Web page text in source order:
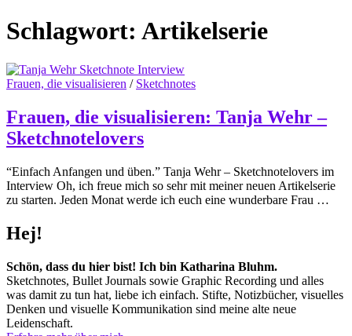
Schlagwort: Artikelserie
Frauen, die visualisieren / Sketchnotes
Frauen, die visualisieren: Tanja Wehr –
Sketchnotelovers
“Einfach Anfangen und üben.” Tanja Wehr – Sketchnotelovers im
Interview Oh, ich freue mich so sehr mit meiner neuen Artikelserie
zu starten. Jeden Monat werde ich euch eine wunderbare Frau …
Hej!
Schön, dass du hier bist! Ich bin Katharina Bluhm.
Sketchnotes, Bullet Journals sowie Graphic Recording und alles
was damit zu tun hat, liebe ich einfach. Stifte, Notizbücher, visuelles
Denken und visuelle Kommunikation sind meine alte neue
Leidenschaft.